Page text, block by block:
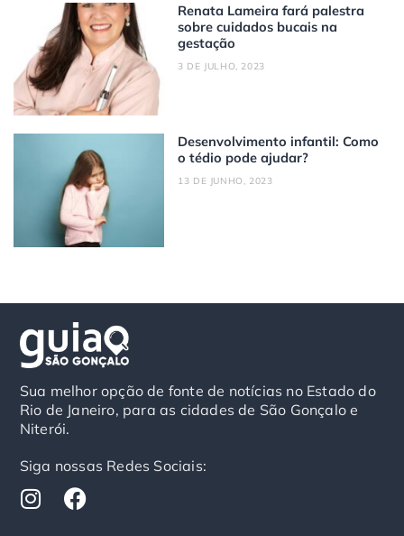
Renata Lameira fará palestra
sobre cuidados bucais na
gestação
3 DE JULHO, 2023
Desenvolvimento infantil: Como
o tédio pode ajudar?
13 DE JUNHO, 2023
Sua melhor opção de fonte de notícias no Estado do
Rio de Janeiro, para as cidades de São Gonçalo e
Niterói.
Siga nossas Redes Sociais:
I
n
F
a